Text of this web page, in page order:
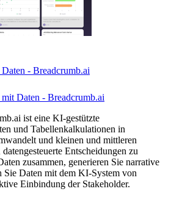
- Breadcrumb.ai
Daten - Breadcrumb.ai
ist eine KI-gestützte
und Tabellenkalkulationen in
und kleinen und mittleren
Entscheidungen zu
zusammen, generieren Sie narrative
Sie Daten mit dem KI-System von
Einbindung der Stakeholder.